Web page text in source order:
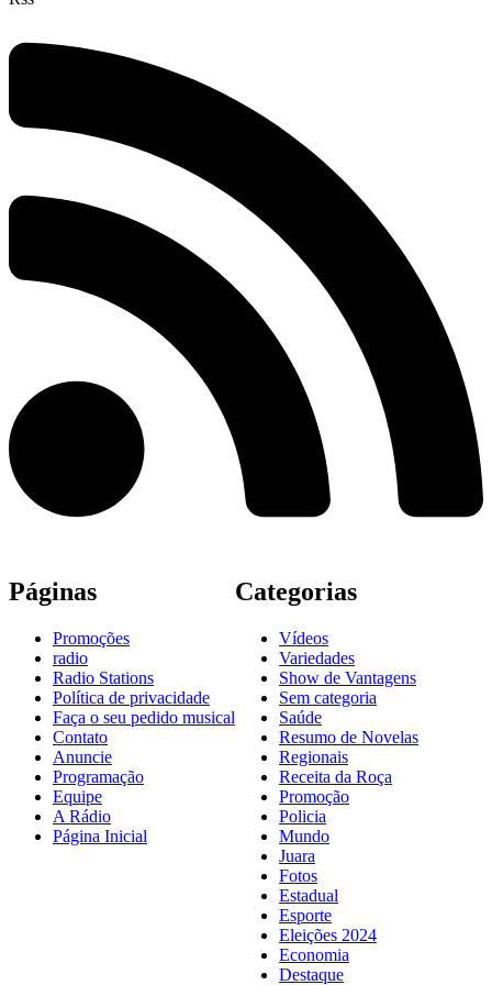
Páginas
Promoções
radio
Radio Stations
Política de privacidade
Faça o seu pedido musical
Contato
Anuncie
Programação
Equipe
A Rádio
Página Inicial
Categorias
Vídeos
Variedades
Show de Vantagens
Sem categoria
Saúde
Resumo de Novelas
Regionais
Receita da Roça
Promoção
Policia
Mundo
Juara
Fotos
Estadual
Esporte
Eleições 2024
Economia
Destaque